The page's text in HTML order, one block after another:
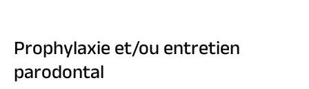
Prophylaxie et/ou entretien
parodontal